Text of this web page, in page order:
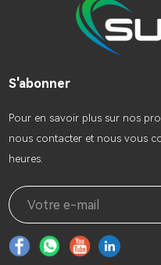
S'abonner
Pour en savoir plus sur nos
nous contacter et nous vous
heures.